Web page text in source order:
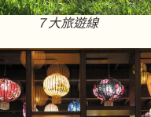
７大旅遊線